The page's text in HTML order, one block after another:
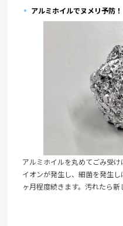
アルミホイルでヌメリ予防！
アルミホイルを丸めてごみ受
イオンが発生し、細菌を発生
ヶ月程度続きます。汚れたら新